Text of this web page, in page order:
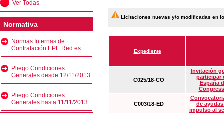
Ver Todas
Normativa
Normas Internas de
Contratación EPE Red.es
Pliego Condiciones
Generales desde 12/11/2013
Pliego Condiciones
Generales hasta 11/11/2013
Licitaciones nuevas y/o modificadas en
Expediente
C025/18-CO
Invitación
participar
España
C003/18-ED
de
impulso al